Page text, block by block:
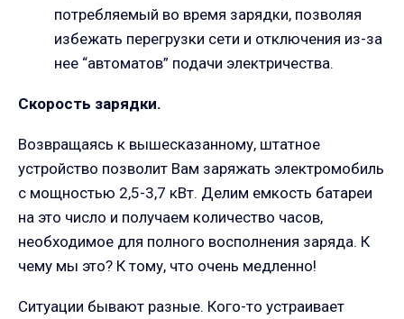
потребляемый во время зарядки, позволяя
избежать перегрузки сети и отключения из-за
нее “автоматов” подачи электричества.
Скорость зарядки.
Возвращаясь к вышесказанному, штатное
устройство позволит Вам заряжать электромобиль
с мощностью 2,5-3,7 кВт. Делим емкость батареи
на это число и получаем количество часов,
необходимое для полного восполнения заряда. К
чему мы это? К тому, что очень медленно!
Ситуации бывают разные. Кого-то устраивает